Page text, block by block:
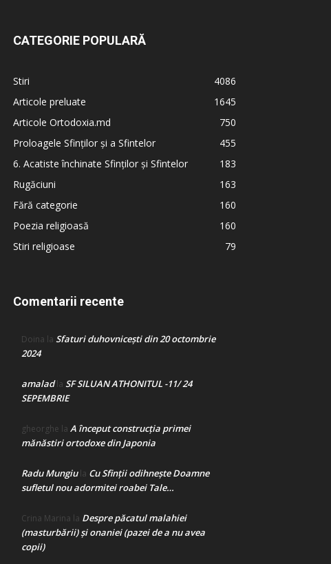
CATEGORIE POPULARĂ
Stiri
4086
Articole preluate
1645
Articole Ortodoxia.md
750
Proloagele Sfinților și a Sfintelor
455
6. Acatiste închinate Sfinților și Sfintelor
183
Rugăciuni
163
Fără categorie
160
Poezia religioasă
160
Stiri religioase
79
Comentarii recente
Doina la Sfaturi duhovnicești din 20 octombrie
2024
amaladla SF SILUAN ATHONITUL -11/ 24
SEPEMBRIE
gheorghe la A început construcţia primei
mănăstiri ortodoxe din Japonia
Radu Mungiula Cu Sfinții odihnește Doamne
sufletul nou adormitei roabei Tale…
Crina Marina la Despre păcatul malahiei
(masturbării) şi onaniei (pazei de a nu avea
copii)